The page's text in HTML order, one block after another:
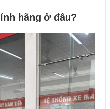
hãng ở đâu?